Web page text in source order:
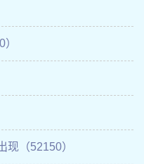
现（52150）